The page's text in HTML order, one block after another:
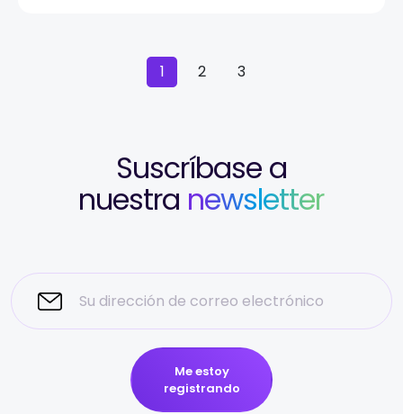
1 2 3
Suscríbase a
nuestra newsletter
Me estoy
registrando